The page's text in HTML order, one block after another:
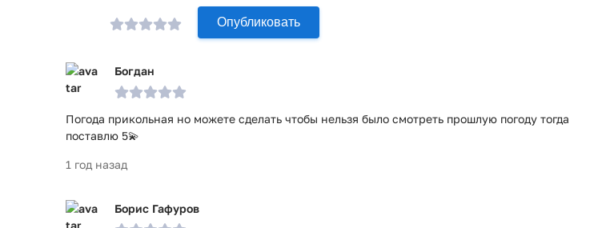
Опубликовать
Богдан
Погода прикольная но можете сделать чтобы нельзя было смотреть прошлую погоду тогда
поставлю 5💫
1 год назад
Борис Гафуров